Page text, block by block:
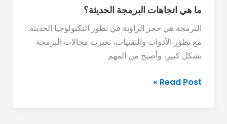
ما هي اتجاهات البرمجة الحديثة؟
البرمجة هي حجر الزاوية في تطور التكنولوجيا الحديثة.
مع تطور الأدوات والتقنيات، تغيرت مجالات البرمجة
بشكل كبير، وأصبح من المهم
Read Post »